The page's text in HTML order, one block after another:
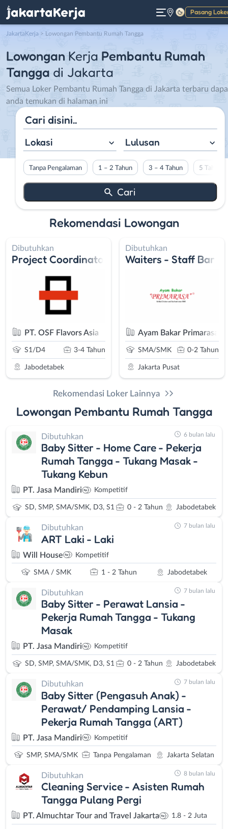
Pasang
Gelap
JakartaKerja > Lowongan Pembantu Rumah Tangga
Lowongan Kerja Pembantu Rumah
Tangga di Jakarta
Semua Loker Pembantu Rumah Tangga di Jakarta terbaru
anda temukan di halaman ini
Lokasi Lulusan
Tanpa Pengalaman 1 – 2 Tahun 3 – 4 Tahun 5 Tahun
Rekomendasi Lowongan
Dibutuhkan
Project Coordinator
PT. OSF Flavors Asia
S1/D4 3-4 Tahun
Jabodetabek
Dibutuhkan
Waiters - Staff Bar
Ayam Bakar Primarasa
SMA/SMK 0-2 Tahun
Jakarta Pusat
Rekomendasi Loker Lainnya
Lowongan Pembantu Rumah Tangga
Dibutuhkan
Baby Sitter - Home Care - Pekerja
Rumah Tangga - Tukang Masak -
Tukang Kebun
PT. Jasa Mandiri Kompetitif
SD, SMP, SMA/SMK, D3, S1 0 - 2 Tahun Jabodetabek
6 bulan lalu
Dibutuhkan
ART Laki - Laki
Will House Kompetitif
SMA / SMK 1 - 2 Tahun Jabodetabek
7 bulan lalu
Dibutuhkan
Baby Sitter - Perawat Lansia -
Pekerja Rumah Tangga - Tukang
Masak
PT. Jasa Mandiri Kompetitif
SD, SMP, SMA/SMK, D3, S1 0 - 2 Tahun Jabodetabek
7 bulan lalu
Dibutuhkan
Baby Sitter (Pengasuh Anak) -
Perawat/ Pendamping Lansia -
Pekerja Rumah Tangga (ART)
PT. Jasa Mandiri Kompetitif
SMP, SMA/SMK Tanpa Pengalaman Jakarta Selatan
7 bulan lalu
Dibutuhkan
Cleaning Service - Asisten Rumah
Tangga Pulang Pergi
PT. Almuchtar Tour and Travel Jakarta 1.8 - 2 Juta
8 bulan lalu